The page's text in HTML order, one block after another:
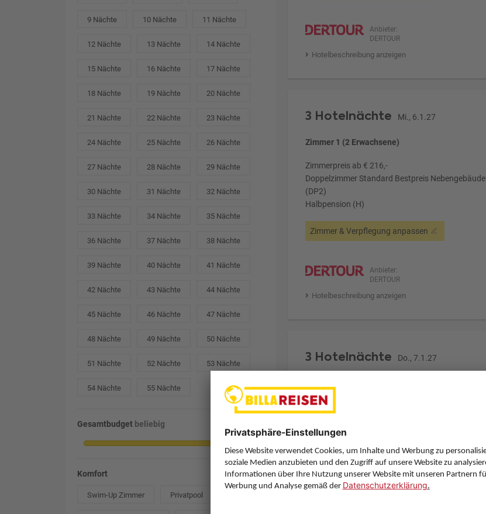
9 Nächte 10 Nächte 11 Nächte
12 Nächte 13 Nächte 14 Nächte
15 Nächte 16 Nächte 17 Nächte
18 Nächte 19 Nächte 20 Nächte
21 Nächte 22 Nächte 23 Nächte
24 Nächte 25 Nächte 26 Nächte
27 Nächte 28 Nächte 29 Nächte
30 Nächte 31 Nächte 32 Nächte
33 Nächte 34 Nächte 35 Nächte
36 Nächte 37 Nächte 38 Nächte
39 Nächte 40 Nächte 41 Nächte
42 Nächte 43 Nächte 44 Nächte
45 Nächte 46 Nächte 47 Nächte
48 Nächte 49 Nächte 50 Nächte
51 Nächte 52 Nächte 53 Nächte
54 Nächte 55 Nächte
Gesamtbudget beliebig
Komfort
Swim-Up Zimmer Privatpool
Anbieter:
DERTOUR
Hotelbeschreibung anzeigen
3 Hotelnächte Mi., 6.1.27
Zimmer 1 (2 Erwachsene)
Zimmerpreis ab € 216,-
Doppelzimmer Standard Bestpreis Nebengebäude
(DP2)
Halbpension (H)
Zimmer & Verpflegung anpassen
Anbieter:
DERTOUR
Hotelbeschreibung anzeigen
3 Hotelnächte Do., 7.1.27
Zimmerpreis ab € 216,-
(DP2)
Zimmer & Verpflegung anpassen